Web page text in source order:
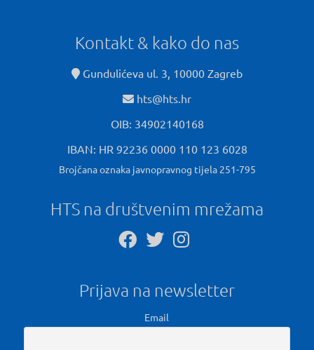
Kontakt & kako do nas
Gundulićeva ul. 3, 10000 Zagreb
hts@hts.hr
OIB: 34902140168
IBAN: HR 92236 0000 110 123 6028
Brojčana oznaka javnopravnog tijela 251-795
HTS na društvenim mrežama
Prijava na newsletter
Email